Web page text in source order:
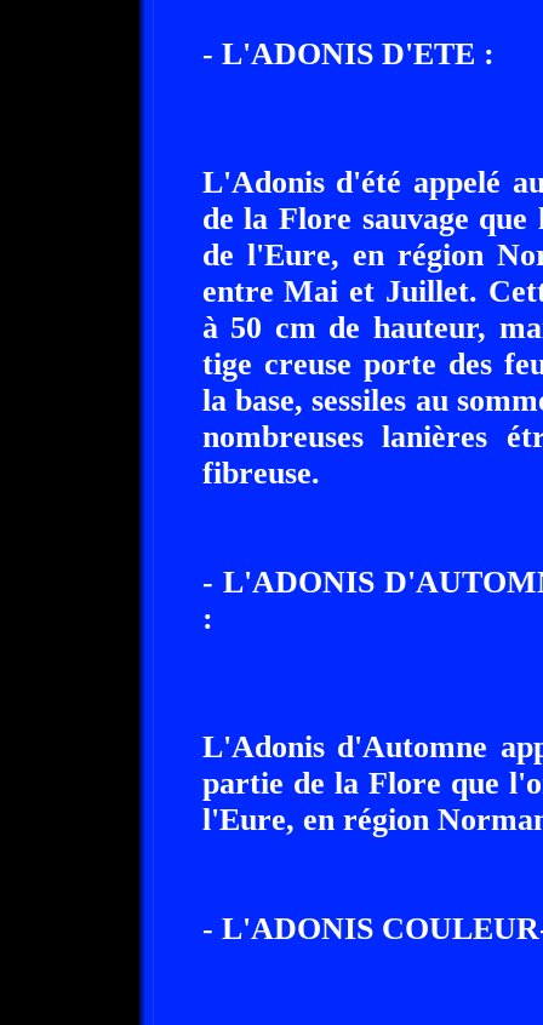
- L'ADONIS D'ETE :
L'Adonis d'été appelé
de la Flore sauvage
de l'Eure, en région
entre Mai et Juillet.
à 50 cm de hauteur,
tige creuse porte des
la base, sessiles au
nombreuses lanières
fibreuse.
- L'ADONIS
:
L'Adonis d'Automne
partie de la Flore que
l'Eure, en région
- L'ADONIS